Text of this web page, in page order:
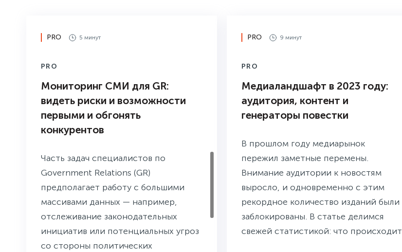
PRO 5 минут
PRO
Мониторинг СМИ для GR:
видеть риски и возможности
первыми и обгонять
конкурентов
Часть задач специалистов по
Government Relations (GR)
предполагает работу с большими
массивами данных — например,
отслеживание законодательных
инициатив или потенциальных угроз
со стороны политических
PRO 9 минут
PRO
Медиаландшафт в 2023 году:
аудитория, контент и
генераторы повестки
В прошлом году медиарынок
пережил заметные перемены.
Внимание аудитории к новостям
выросло, и одновременно с этим
рекордное количество изданий были
заблокированы. В статье делимся
свежей статистикой: что происходит